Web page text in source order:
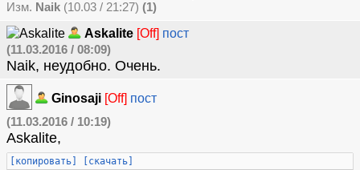
Изм. Naik (10.03 / 21:27) (1)
Askalite [Off] пост
(11.03.2016 / 08:09)
Naik, неудобно. Очень.
Ginosaji [Off] пост
(11.03.2016 / 10:19)
Askalite,
[копировать] [скачать]